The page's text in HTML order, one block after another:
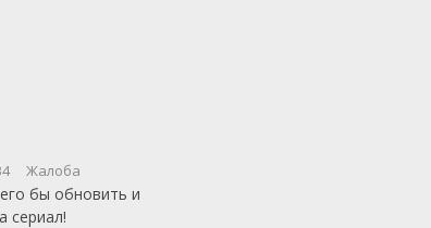
Жалоба
бы обновить и
сериал!